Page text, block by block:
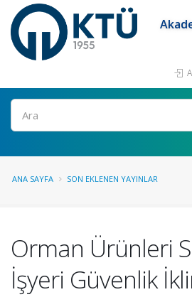
Ara
ANA SAYFA SON EKLENEN YAYINLAR
Orman Ürünleri
İşyeri Güvenlik